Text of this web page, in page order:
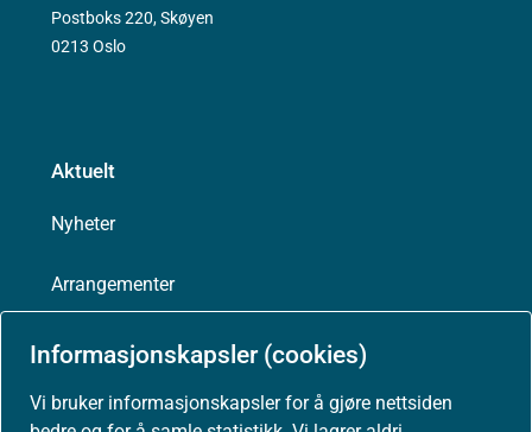
Informasjonskapsler (cookies)
Vi bruker informasjonskapsler for å gjøre nettsiden
Postboks 220, Skøyen
0213 Oslo
Aktuelt
Nyheter
Arrangementer
Høringer
Presse